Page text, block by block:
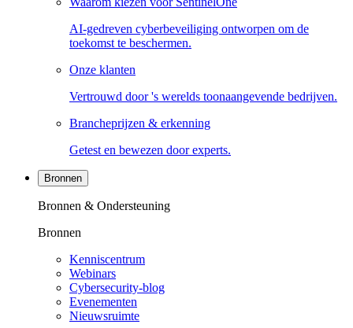
AI-gedreven cyberbeveiliging ontworpen om de
toekomst te beschermen.
Onze klanten
Vertrouwd door 's werelds toonaangevende bedrijven.
Brancheprijzen & erkenning
Getest en bewezen door experts.
Bronnen
Bronnen & Ondersteuning
Bronnen
Kenniscentrum
Webinars
Cybersecurity-blog
Evenementen
Nieuwsruimte